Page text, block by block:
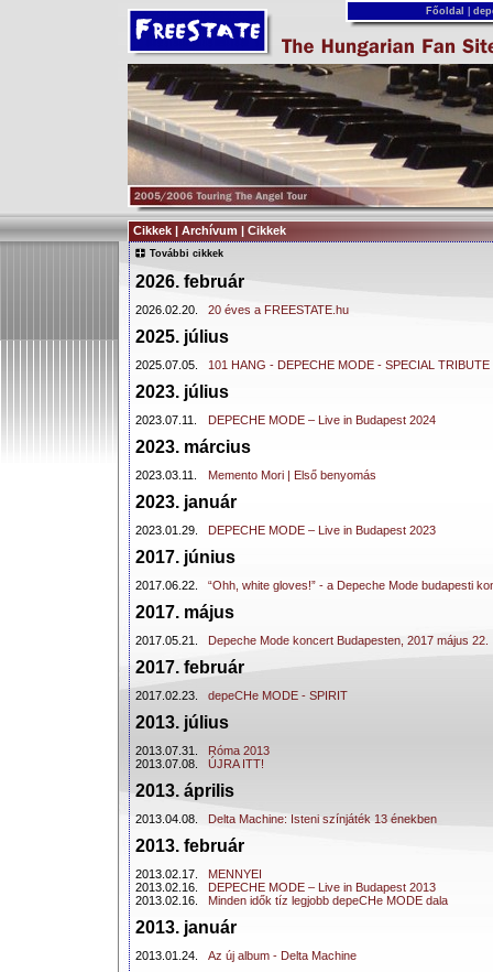
Főoldal
Cikkek | Archívum | Cikkek
További cikkek
2026. február
2026.02.20. 20 éves a FREESTATE.hu
2025. július
2025.07.05. 101 HANG - DEPECHE MODE - SPECIAL TRIBUTE
2023. július
2023.07.11. DEPECHE MODE – Live in Budapest 2024
2023. március
2023.03.11. Memento Mori | Első benyomás
2023. január
2023.01.29. DEPECHE MODE – Live in Budapest 2023
2017. június
2017.06.22. “Ohh, white gloves!” - a Depeche Mode budapesti
2017. május
2017.05.21. Depeche Mode koncert Budapesten, 2017 május 22.
2017. február
2017.02.23. depeCHe MODE - SPIRIT
2013. július
2013.07.31.
Róma 2013
2013.07.08.
ÚJRA ITT!
2013. április
2013.04.08. Delta Machine: Isteni színjáték 13 énekben
2013. február
2013.02.17.
MENNYEI
2013.02.16.
DEPECHE MODE – Live in Budapest 2013
2013.02.16.
Minden idők tíz legjobb depeCHe MODE dala
2013. január
2013.01.24. Az új album - Delta Machine